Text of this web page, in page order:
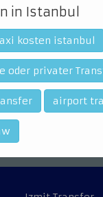
in Istanbul
kosten istanbul
oder privater
airport